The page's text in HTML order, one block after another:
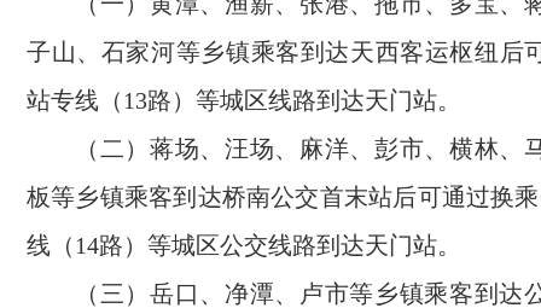
子山、石家河等乡镇乘客到达天西客运枢纽后
站专线（13路）等城区线路到达天门站。
（二）蒋场、汪场、麻洋、彭市、横林、
板等乡镇乘客到达桥南公交首末站后可通过换
线（14路）等城区公交线路到达天门站。
（三）岳口、净潭、卢市等乡镇乘客到达